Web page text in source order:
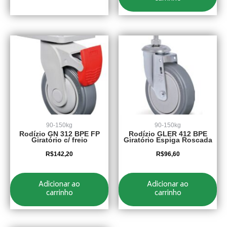
90-150kg
Rodízio GN 312 BPE FP
Giratório c/ freio
R$142,20
Adicionar ao
carrinho
90-150kg
Rodízio GLER 412 BPE
Giratório Espiga Roscada
R$96,60
Adicionar ao
carrinho